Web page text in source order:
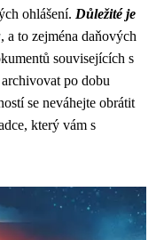
ohlášení. Důležité je
, a to zejména daňových
souvisejících s
po dobu
se neváhejte obrátit
který vám s